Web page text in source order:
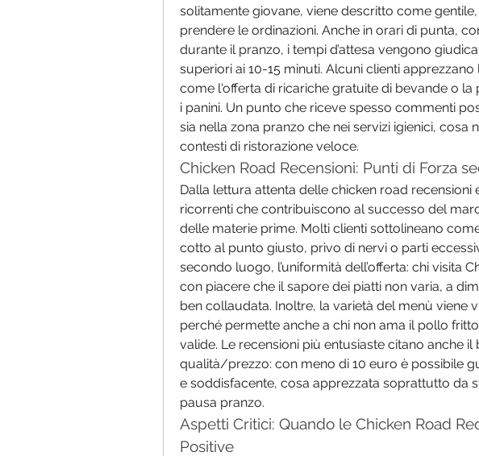
solitamente giovane, viene descritto come
prendere le ordinazioni. Anche in orari di punta,
durante il pranzo, i tempi d’attesa vengono
superiori ai 10-15 minuti. Alcuni clienti apprezzano
come l'offerta di ricariche gratuite di bevande o la
i panini. Un punto che riceve spesso commenti
sia nella zona pranzo che nei servizi igienici, cosa
contesti di ristorazione veloce.
Chicken Road Recensioni: Punti di Forza
Dalla lettura attenta delle chicken road
ricorrenti che contribuiscono al successo del
delle materie prime. Molti clienti sottolineano
cotto al punto giusto, privo di nervi o parti
secondo luogo, l’uniformità dell’offerta: chi visita
con piacere che il sapore dei piatti non varia, a
ben collaudata. Inoltre, la varietà del menù viene
perché permette anche a chi non ama il pollo
valide. Le recensioni più entusiaste citano anche
qualità/prezzo: con meno di 10 euro è possibile
e soddisfacente, cosa apprezzata soprattutto da
pausa pranzo.
Aspetti Critici: Quando le Chicken Road
Positive